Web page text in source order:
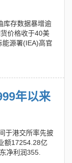
库存数据暴增逾
价格收于40美
源署(IEA)高官
年以来
于港交所率先披
额17254.28亿
净利润355.